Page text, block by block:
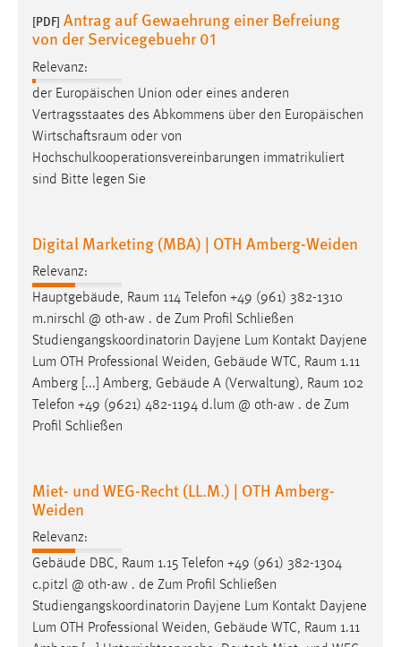
[PDF] Antrag auf Gewaehrung einer Befreiung
von der Servicegebuehr 01
Relevanz:
der Europäischen Union oder eines anderen
Vertragsstaates des Abkommens über den Europäischen
Wirtschaftsraum oder von
Hochschulkooperationsvereinbarungen immatrikuliert
sind Bitte legen Sie
Digital Marketing (MBA) | OTH Amberg-Weiden
Relevanz:
Hauptgebäude, Raum 114 Telefon +49 (961) 382-1310
m.nirschl @ oth-aw . de Zum Profil Schließen
Studiengangskoordinatorin Dayjene Lum Kontakt Dayjene
Lum OTH Professional Weiden, Gebäude WTC, Raum 1.11
Amberg [...] Amberg, Gebäude A (Verwaltung), Raum 102
Telefon +49 (9621) 482-1194 d.lum @ oth-aw . de Zum
Profil Schließen
Miet- und WEG-Recht (LL.M.) | OTH Amberg-
Weiden
Relevanz:
Gebäude DBC, Raum 1.15 Telefon +49 (961) 382-1304
c.pitzl @ oth-aw . de Zum Profil Schließen
Studiengangskoordinatorin Dayjene Lum Kontakt Dayjene
Lum OTH Professional Weiden, Gebäude WTC, Raum 1.11